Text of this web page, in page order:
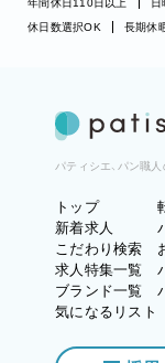
年間休日110日以上
日
休日数選択OK
長期休
パティシエ、パン職
トップ
新着求人
こだわり検索
求人特集一覧
ブランド一覧
気になるリスト